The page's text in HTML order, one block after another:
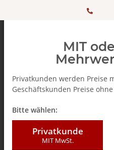
+ 49
506 98
MIT
Privatkunden werden Preise
Geschäftskunden Preise
Bitte wählen:
Privatkunde
MIT MwSt.